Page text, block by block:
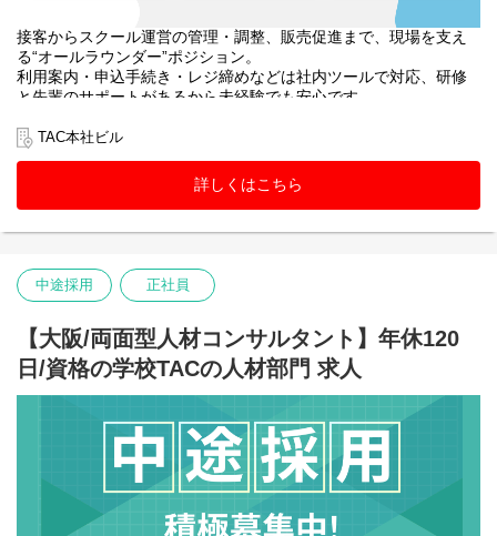
接客からスクール運営の管理・調整、販売促進まで、現場を支え
る“オールラウンダー”ポジション。
利用案内・申込手続き・レジ締めなどは社内ツールで対応、研修
と先輩のサポートがあるから未経験でも安心です。
に加え、SNS運用や大学への提案、受講相談まで幅広く挑戦でき
ます。
TAC本社ビル
詳しくはこちら
中途採用 正社員
【大阪/両面型人材コンサルタント】年休120
日/資格の学校TACの人材部門 求人